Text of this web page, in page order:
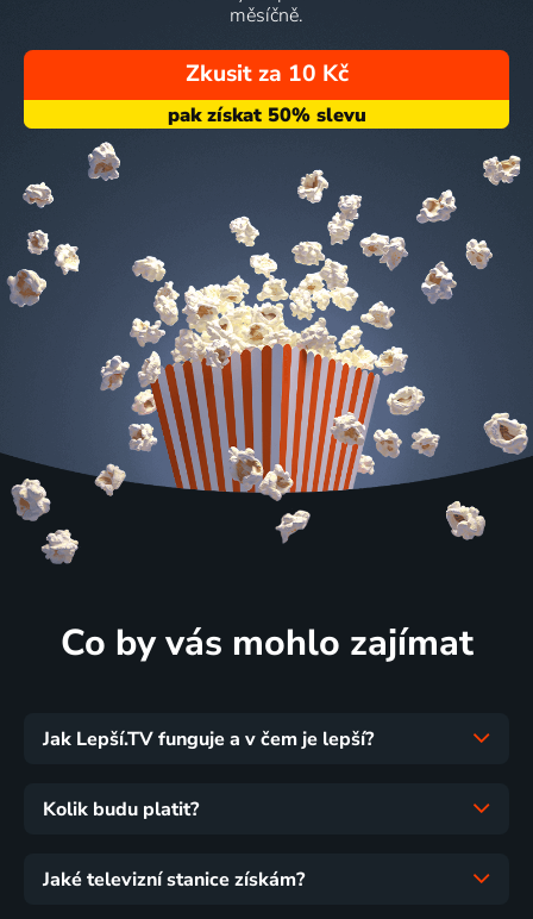
měsíčně.
Zkusit za 10 Kč
Co by vás mohlo zajímat
Jak Lepší.TV funguje a v čem je lepší?
Kolik budu platit?
Jaké televizní stanice získám?